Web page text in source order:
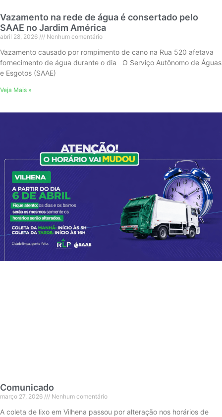
Vazamento na rede de água é consertado pelo
SAAE no Jardim América
abril 28, 2026 Nenhum comentário
Vazamento causado por rompimento de cano na Rua 520 afetava
fornecimento de água durante o dia O Serviço Autônomo de Águas
e Esgotos (SAAE)
Veja Mais »
Comunicado
março 27, 2026 Nenhum comentário
A coleta de lixo em Vilhena passou por alteração nos horários de